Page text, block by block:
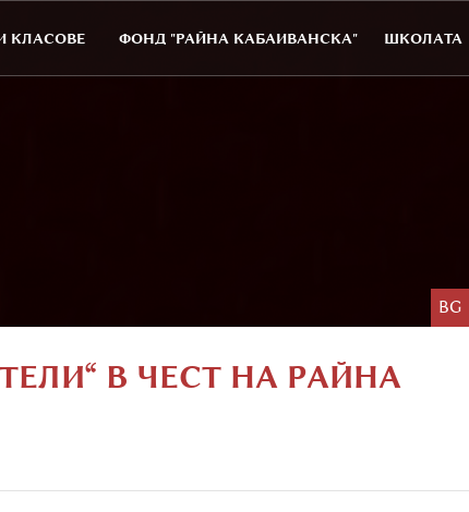
КЛАСОВЕ ФОНД "РАЙНА КАБАИВАНСКА" ШКОЛАТА
BG
В ЧЕСТ НА РАЙНА